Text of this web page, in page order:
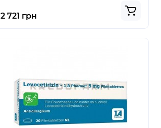
2 721 грн